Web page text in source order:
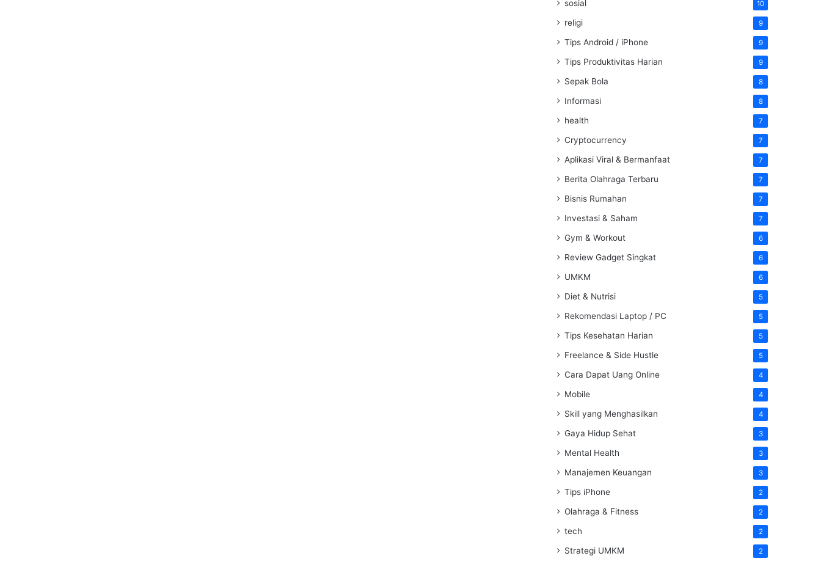
sosial 10
religi 9
Tips Android / iPhone 9
Tips Produktivitas Harian 9
Sepak Bola 8
Informasi 8
health 7
Cryptocurrency 7
Aplikasi Viral & Bermanfaat 7
Berita Olahraga Terbaru 7
Bisnis Rumahan 7
Investasi & Saham 7
Gym & Workout 6
Review Gadget Singkat 6
UMKM 6
Diet & Nutrisi 5
Rekomendasi Laptop / PC 5
Tips Kesehatan Harian 5
Freelance & Side Hustle 5
Cara Dapat Uang Online 4
Mobile 4
Skill yang Menghasilkan 4
Gaya Hidup Sehat 3
Mental Health 3
Manajemen Keuangan 3
Tips iPhone 2
Olahraga & Fitness 2
tech 2
Strategi UMKM 2